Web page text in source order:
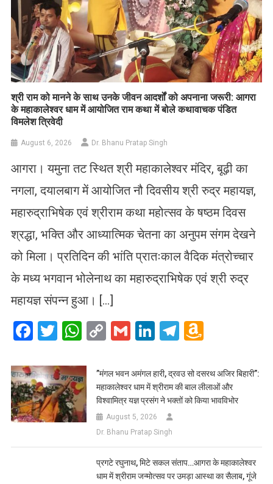
​श्री राम को मानने के साथ उनके जीवन आदर्शों को अपनाना जरूरी: आगरा
के महाकालेश्वर धाम में आयोजित राम कथा में बोले कथावाचक पंडित
विमलेश त्रिवेदी
August 6, 2026 Dr. Bhanu Pratap Singh
आगरा। यमुना तट स्थित श्री महाकालेश्वर मंदिर, बूढ़ी का
नगला, दयालबाग में आयोजित नौ दिवसीय श्री रुद्र महायज्ञ,
महारुद्राभिषेक एवं श्रीराम कथा महोत्सव के षष्ठम दिवस
श्रद्धा, भक्ति और आध्यात्मिक चेतना का अनुपम संगम देखने
को मिला। प्रतिदिन की भांति प्रातःकाल वैदिक मंत्रोच्चार
के मध्य भगवान भोलेनाथ का महारुद्राभिषेक एवं श्री रुद्र
महायज्ञ संपन्न हुआ। […]
Facebook
Twitter
WhatsApp
CopyGmailLinkedIn
Telegram
List
​”मंगल भवन अमंगल हारी, द्रवउ सो दसरथ अजिर बिहारी”:
महाकालेश्वर धाम में श्रीराम की बाल लीलाओं और
विश्वामित्र यज्ञ प्रसंग ने भक्तों को किया भावविभोर
August 5, 2026
Dr. Bhanu Pratap Singh
प्रगटे रघुनाथ, मिटे सकल संताप…आगरा के महाकालेश्वर
धाम में श्रीराम जन्मोत्सव पर उमड़ा आस्था का सैलाब, गूंजे